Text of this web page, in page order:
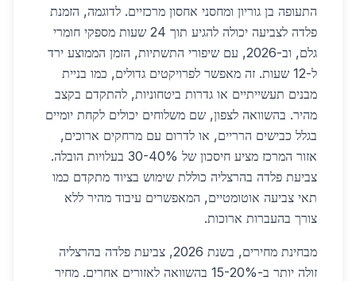
התעופה בן גוריון ומחסני אחסון מרכזיים. לדוגמה, הזמנת
פלדה לצביעה יכולה להגיע תוך 24 שעות מספקי חומרי
גלם, וב-2026, עם שיפורי התשתיות, הזמן הממוצע ירד
ל-12 שעות. זה מאפשר לפרויקטים גדולים, כמו בניית
מבנים תעשייתיים או גדרות ביטחוניות, להתקדם בקצב
מהיר. בהשוואה לצפון, שם משלוחים יכולים לקחת יומיים
בגלל כבישים הרריים, או לדרום עם מרחקים ארוכים,
אזור המרכז מציע חיסכון של 30-40% בעלויות הובלה.
צביעת פלדה בהרצליה כוללת שימוש בציוד מתקדם כמו
תאי צביעה אוטומטיים, המאפשרים עיבוד מהיר ללא
צורך בהעברות ארוכות.
מבחינת מחירים, בשנת 2026, צביעת פלדה בהרצליה
זולה יותר ב-15-20% בהשוואה לאזורים אחרים. מחיר